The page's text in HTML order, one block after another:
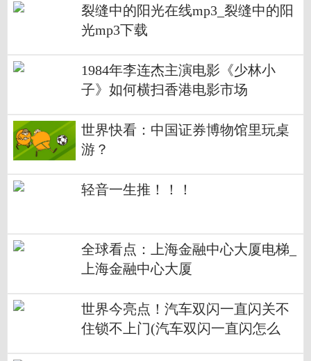
裂缝中的阳光在线mp3_裂缝中的阳
光mp3下载
1984年李连杰主演电影《少林小
子》如何横扫香港电影市场
世界快看：中国证券博物馆里玩桌
游？
轻音一生推！！！
全球看点：上海金融中心大厦电梯_
上海金融中心大厦
世界今亮点！汽车双闪一直闪关不
住锁不上门(汽车双闪一直闪怎么